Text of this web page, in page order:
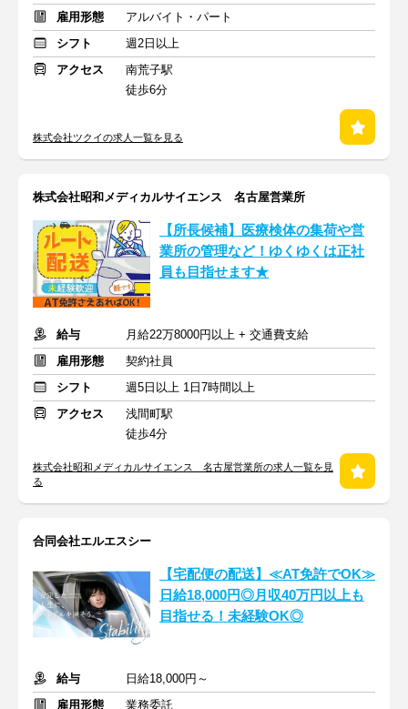
雇用形態
アルバイト・パート
シフト
週2日以上
アクセス
南荒子駅
徒歩6分
株式会社ツクイの求人一覧を見る
株式会社昭和メディカルサイエンス 名古屋営業所
【所長候補】医療検体の集荷や営
業所の管理など！ゆくゆくは正社
員も目指せます★
給与
月給22万8000円以上 + 交通費支給
雇用形態
契約社員
シフト
週5日以上 1日7時間以上
アクセス
浅間町駅
徒歩4分
株式会社昭和メディカルサイエンス 名古屋営業所の求人一覧を見
る
合同会社エルエスシー
【宅配便の配送】≪AT免許でOK≫
日給18,000円◎月収40万円以上も
目指せる！未経験OK◎
給与
日給18,000円～
雇用形態
業務委託